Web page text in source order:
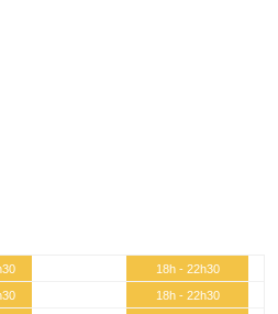
18h - 22h30
18h - 22h30